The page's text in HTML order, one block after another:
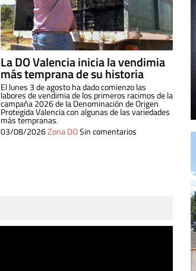
La DO Valencia inicia la vendimia
más temprana de su historia
El lunes 3 de agosto ha dado comienzo las
labores de vendimia de los primeros racimos de la
campaña 2026 de la Denominación de Origen
Protegida Valencia con algunas de las variedades
más tempranas.
03/08/2026Zona DOSin comentarios